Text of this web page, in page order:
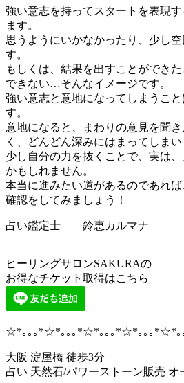
強い意志を持ってスタートを表現
ます。
思うようにいかなかったり、少し
す。
もしくは、結果を出すことができ
できない…そんなイメージです。
強い意志と意地になってしまうこ
す。
意地になると、まわりの意見を聞
く、どんどん深みにはまってしまい
少し自分の力を抜くことで、実は
かもしれません。
本当に進みたい道があるのであれ
確認をしてみましょう！
占い鑑定士 鈴恵カルマナ
ヒーリングサロンSAKURAの
お得なチケット取得はこちら
☆*｡｡｡*☆*｡｡｡*☆*｡｡｡*☆*｡｡｡*☆*
大阪 淀屋橋 徒歩3分
占い 天然石/パワーストーン販売 オ